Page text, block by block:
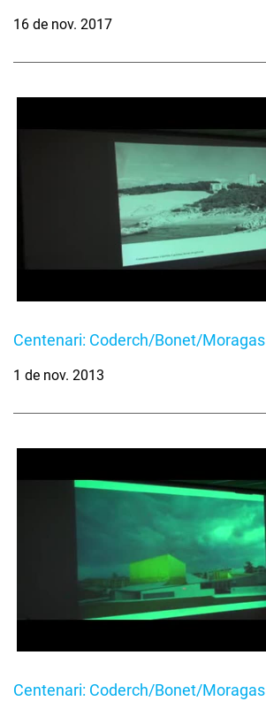
16 de nov. 2017
Centenari: Coderch/Bonet/Moragas
1 de nov. 2013
Centenari: Coderch/Bonet/Moragas